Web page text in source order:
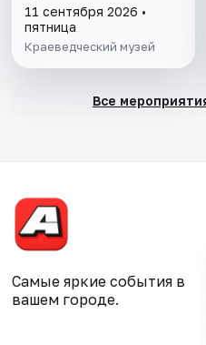
11 сентября 2026 •
пятница
Краеведческий музей
Все
Самые яркие события в
вашем городе.